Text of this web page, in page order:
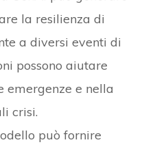
la resilienza di
a diversi eventi di
possono aiutare
emergenze e nella
crisi.
può fornire